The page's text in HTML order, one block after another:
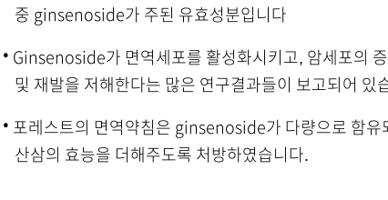
중 ginsenoside가 주된 유효성분입니다
· Ginsenoside가 면역세포를 활성화시키고, 암세포의
및 재발을 저해한다는 많은 연구결과들이 보고되어 있
· 포레스트의 면역약침은 ginsenoside가 다량으로 함유
산삼의 효능을 더해주도록 처방하였습니다.